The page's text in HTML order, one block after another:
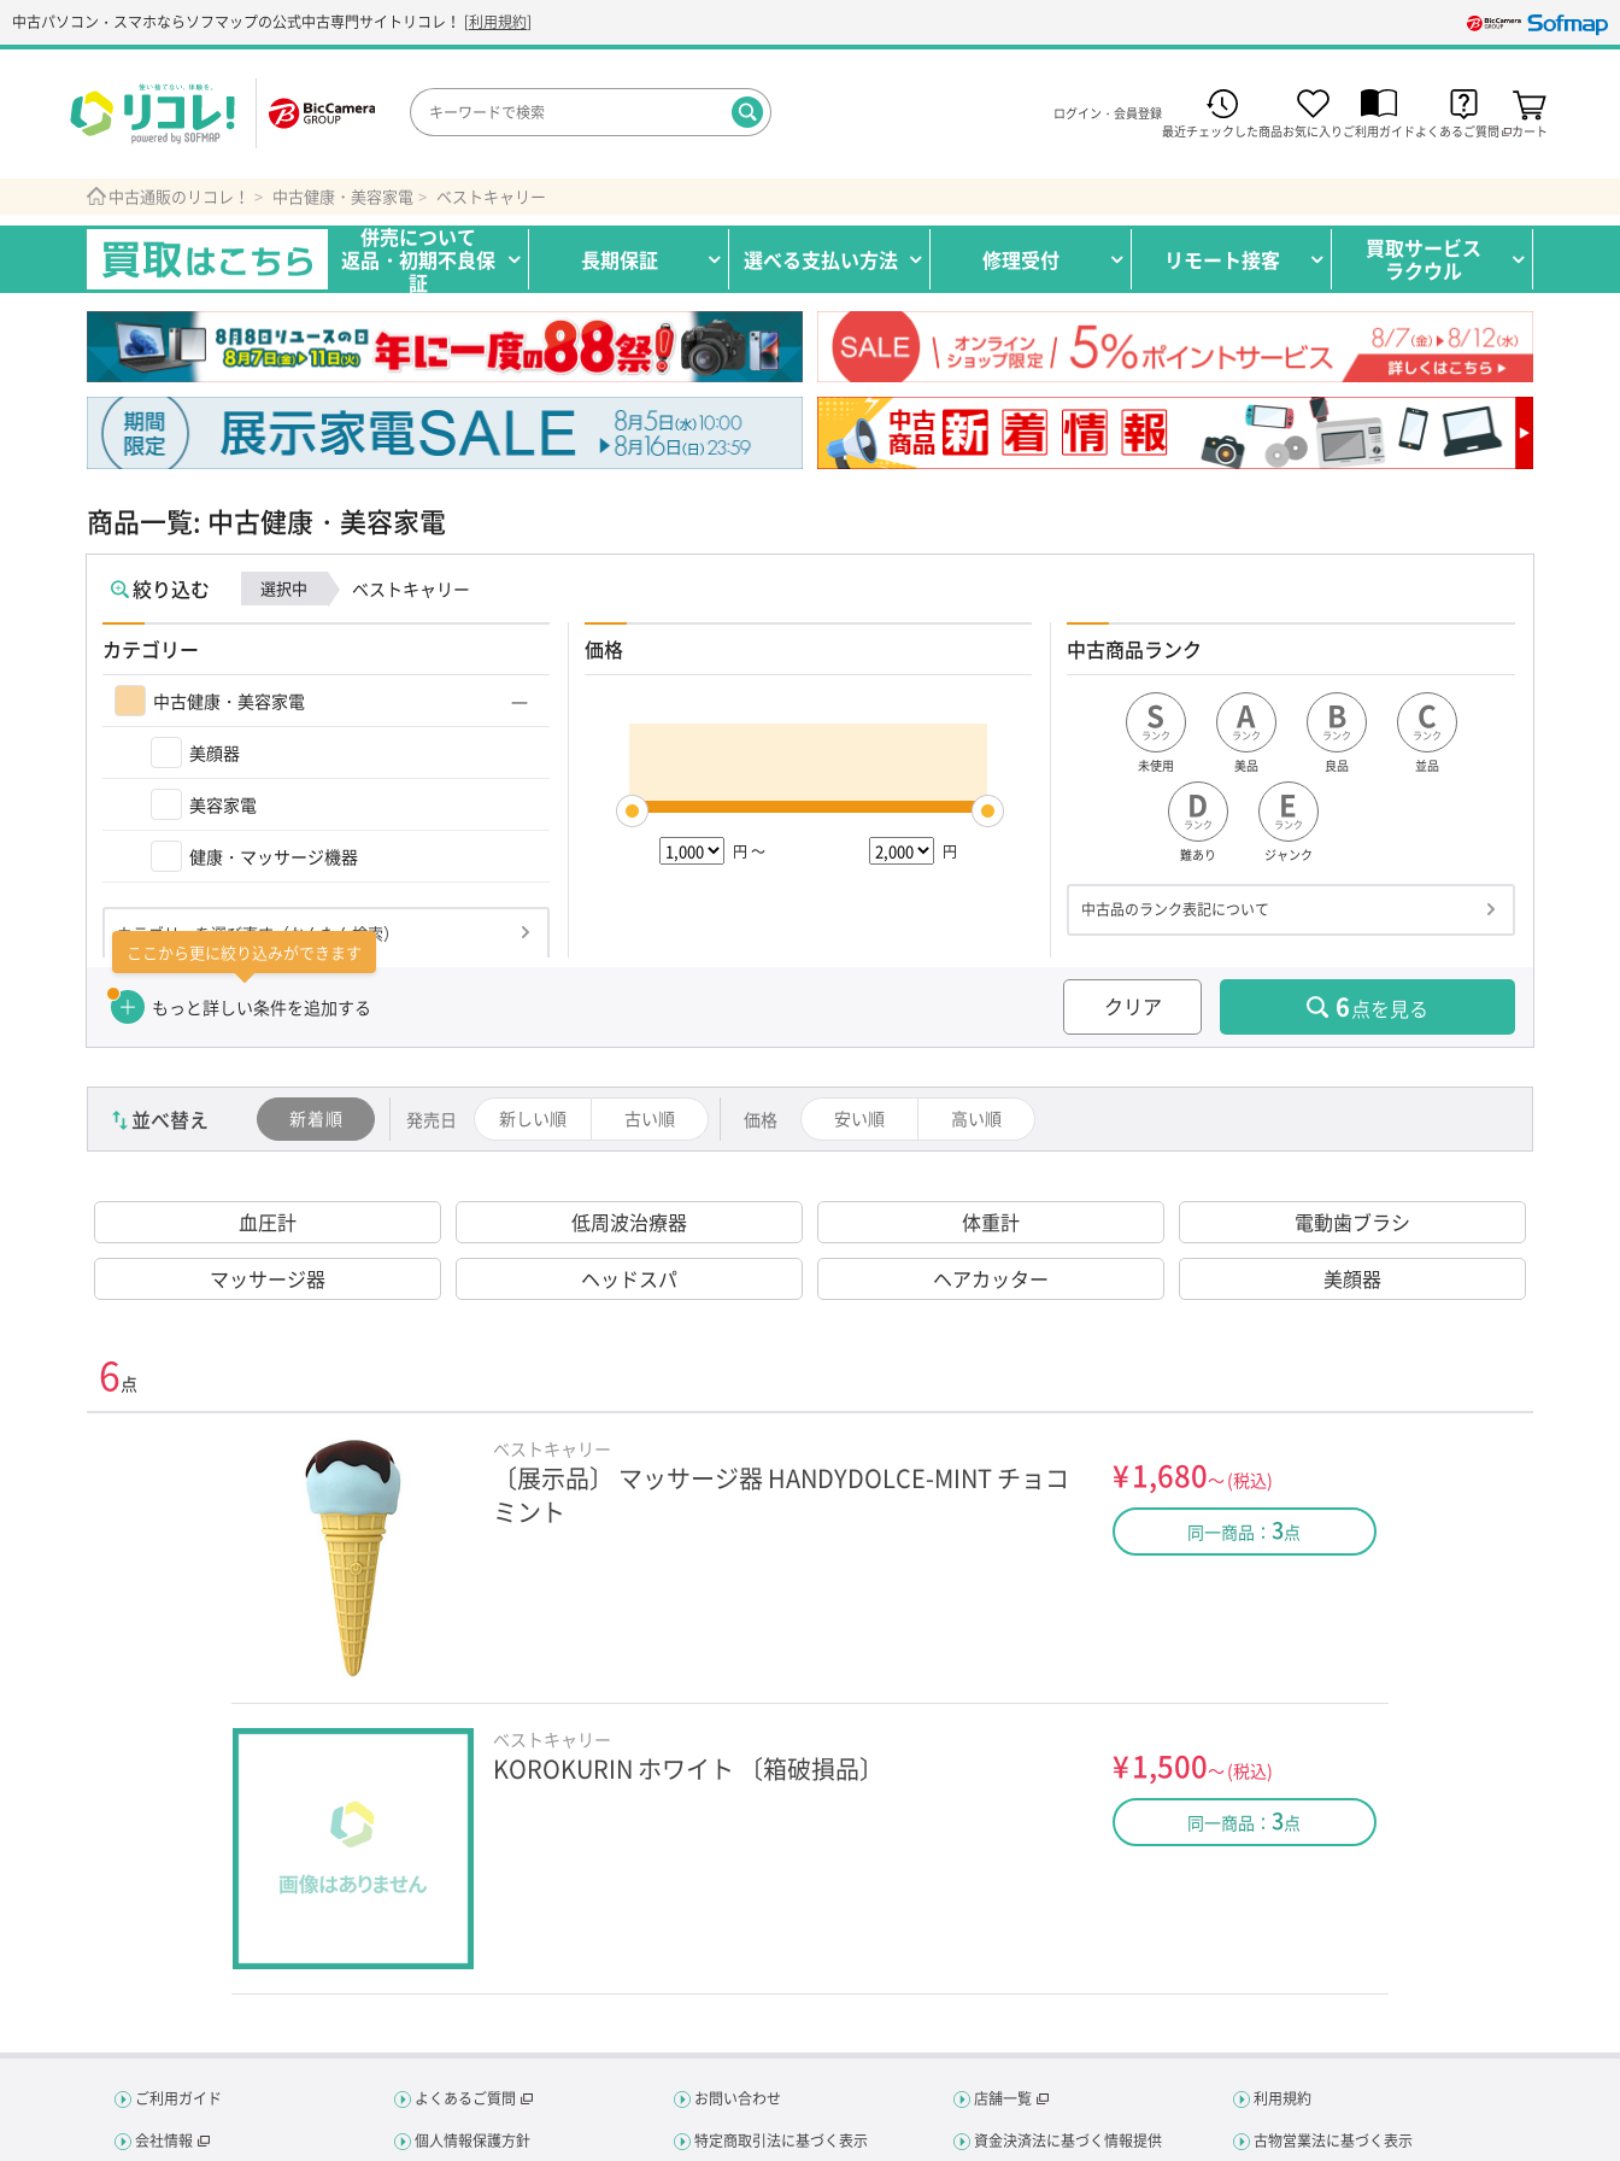
中古パソコン・スマホならソフマップの公式中古専門サイト リコレ！ [利用規約]
ログイン・会員登録
最近チェックした商品お気に入り ご利用ガイドよくあるご質問 カート
中古通販のリコレ！ 中古健康・美容家電 ベストキャリー
併売について
返品・初期不良保
証
長期保証 選べる支払い方法 修理受付 リモート接客 買取サービス
ラクウル
商品一覧: 中古健康・美容家電
絞り込む 選択中 ベストキャリー
カテゴリー
中古健康・美容家電
美顔器
美容家電
健康・マッサージ機器
カテゴリーを選び直す（かんたん検索）
価格
円 ～ 円
中古商品ランク
S
ランク
未使用
A
ランク
美品
B
ランク
良品
C
ランク
並品
D
ランク
難あり
E
ランク
ジャンク
中古品のランク表記について
ここから更に絞り込みができます
もっと詳しい条件を追加する クリア 6点を見る
並べ替え 新着順 発売日 新しい順 古い順 価格 安い順 高い順
血圧計 低周波治療器 体重計
電動歯ブラシ
マッサージ器
ヘッドスパ ヘアカッター 美顔器
6点
ベストキャリー
〔展示品〕 マッサージ器 HANDYDOLCE-MINT チョコ
ミント
¥1,680～(税込)
同一商品：3点
ベストキャリー
KOROKURIN ホワイト 〔箱破損品〕 ¥1,500～(税込)
同一商品：3点
ご利用ガイド よくあるご質問 お問い合わせ 店舗一覧
利用規約
会社情報
個人情報保護方針 特定商取引法に基づく表示 資金決済法に基づく情報提供 古物営業法に基づく表示